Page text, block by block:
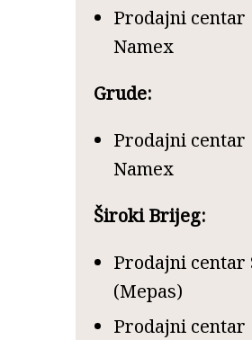
Prodajni centar
Namex
Grude:
Prodajni centar
Namex
Široki Brijeg:
Prodajni centar
(Mepas)
Prodajni centar